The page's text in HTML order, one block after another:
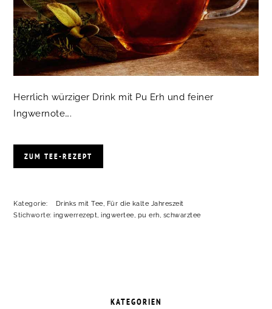
Herrlich würziger Drink mit Pu Erh und feiner
Ingwernote….
ZUM TEE-REZEPT
Kategorie: Drinks mit Tee
Für die kalte Jahreszeit
Stichworte:ingwerrezept ,ingwertee pu erh schwarztee
KATEGORIEN